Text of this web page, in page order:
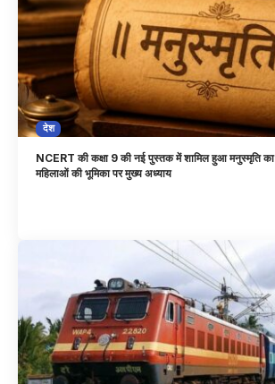
देश
NCERT की कक्षा 9 की नई पुस्तक में शामिल हुआ मनुस्मृति
महिलाओं की भूमिका पर मुख्य अध्याय